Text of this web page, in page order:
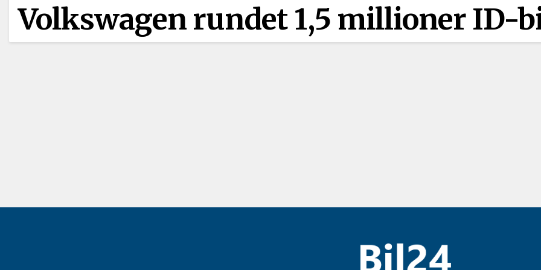
Volkswagen rundet 1,5 millioner ID-